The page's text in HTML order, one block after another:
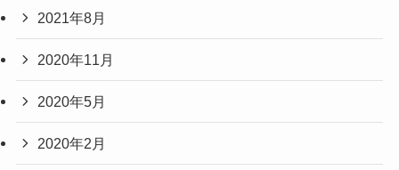
2021年8月
2020年11月
2020年5月
2020年2月